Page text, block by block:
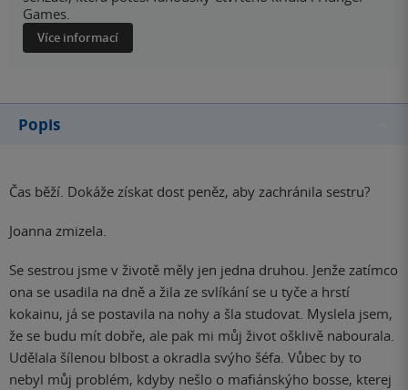
Games.
Více informací
Popis
Čas běží. Dokáže získat dost peněz, aby zachránila sestru?
Joanna zmizela.
Se sestrou jsme v životě měly jen jedna druhou. Jenže zatímco
ona se usadila na dně a žila ze svlíkání se u tyče a hrstí
kokainu, já se postavila na nohy a šla studovat. Myslela jsem,
že se budu mít dobře, ale pak mi můj život ošklivě nabourala.
Udělala šílenou blbost a okradla svýho šéfa. Vůbec by to
nebyl můj problém, kdyby nešlo o mafiánskýho bosse, kterej